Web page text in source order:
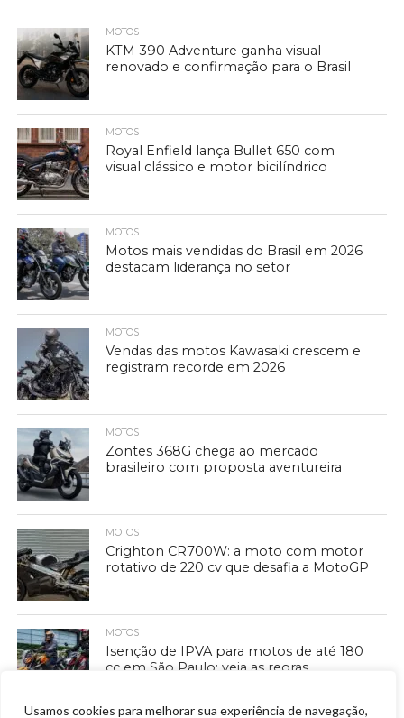
Usamos cookies para melhorar sua experiência de navegação,
MOTOS
KTM 390 Adventure ganha visual
renovado e confirmação para o Brasil
MOTOS
Royal Enfield lança Bullet 650 com
visual clássico e motor bicilíndrico
MOTOS
Motos mais vendidas do Brasil em 2026
destacam liderança no setor
MOTOS
Vendas das motos Kawasaki crescem e
registram recorde em 2026
MOTOS
Zontes 368G chega ao mercado
brasileiro com proposta aventureira
MOTOS
Crighton CR700W: a moto com motor
rotativo de 220 cv que desafia a MotoGP
MOTOS
Isenção de IPVA para motos de até 180
cc em São Paulo: veja as regras